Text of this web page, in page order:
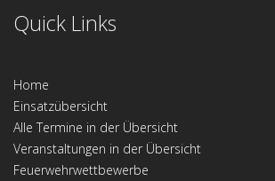
Quick Links
Home
Einsatzübersicht
Alle Termine in der Übersicht
Veranstaltungen in der Übersicht
Feuerwehrwettbewerbe